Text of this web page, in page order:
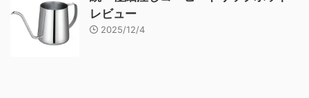
レビュー
2025/12/4